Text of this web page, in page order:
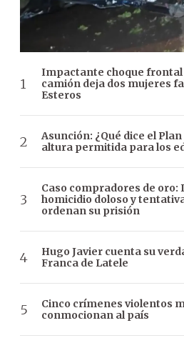
Impactante choque frontal
camión deja dos mujeres
Esteros
Asunción: ¿Qué dice el
altura permitida para los
Caso compradores de
homicidio doloso y
ordenan su prisión
Hugo Javier cuenta su
Franca de Latele
Cinco crímenes violentos
conmocionan al país